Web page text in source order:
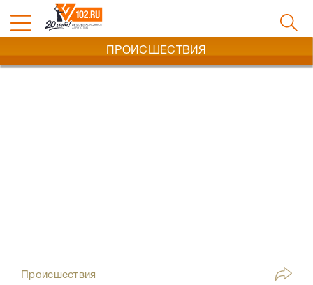
ПРОИСШЕСТВИЯ
Происшествия